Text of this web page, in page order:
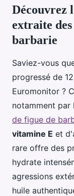
Découvrez
extraite
barbarie
Saviez-vous
progressé de
Euromonitor ?
notamment par
de figue de
vitamine E et
rare offre des
hydrate
agressions
huile